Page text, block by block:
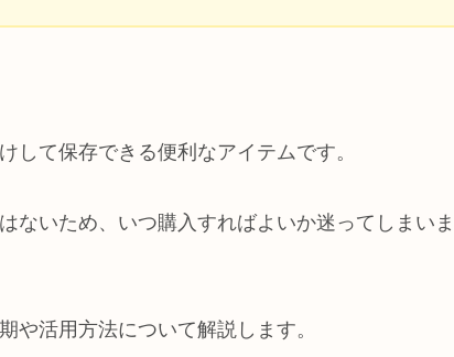
して保存できる便利なアイテムです。
ないため、いつ購入すればよいか迷ってしまいま
や活用方法について解説します。